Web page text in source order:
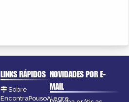
LINKS RÁPIDOS
Sobre
EncontraPousoAlegre
NOVIDADES POR E-
MAIL